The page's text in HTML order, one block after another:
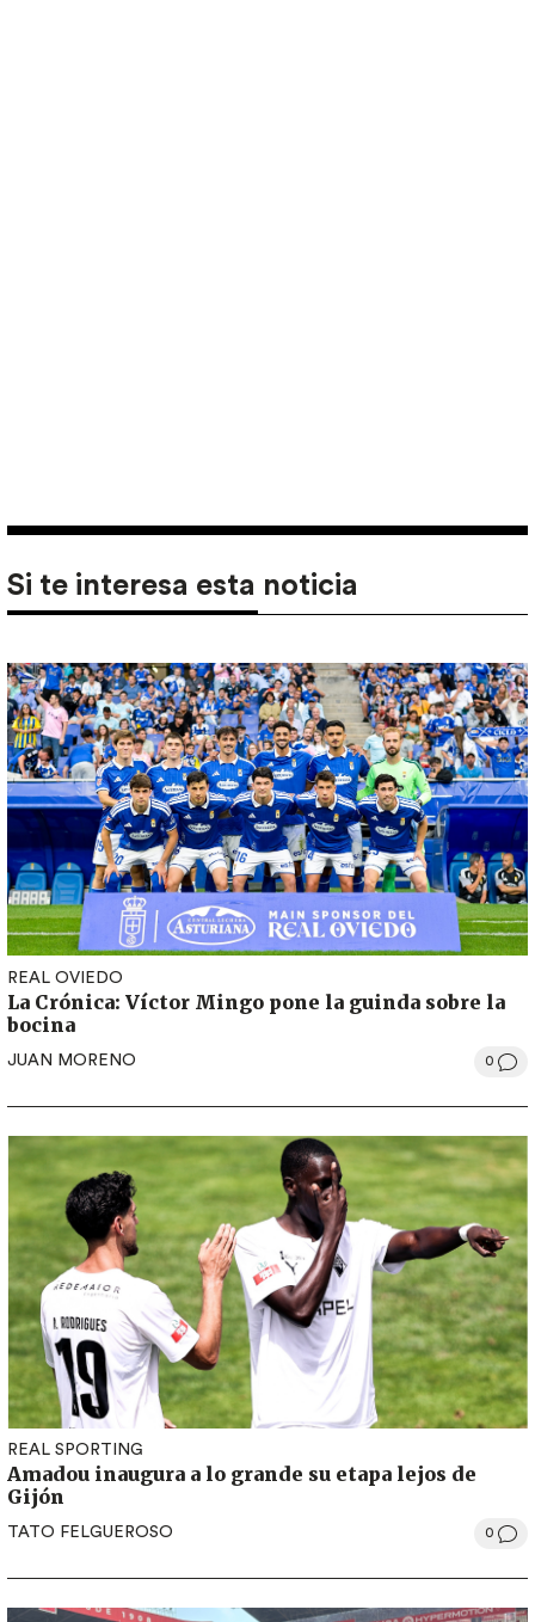
Si te interesa esta noticia
REAL OVIEDO
La Crónica: Víctor Mingo pone la guinda sobre la
bocina
JUAN MORENO 0
REAL SPORTING
Amadou inaugura a lo grande su etapa lejos de
Gijón
TATO FELGUEROSO 0